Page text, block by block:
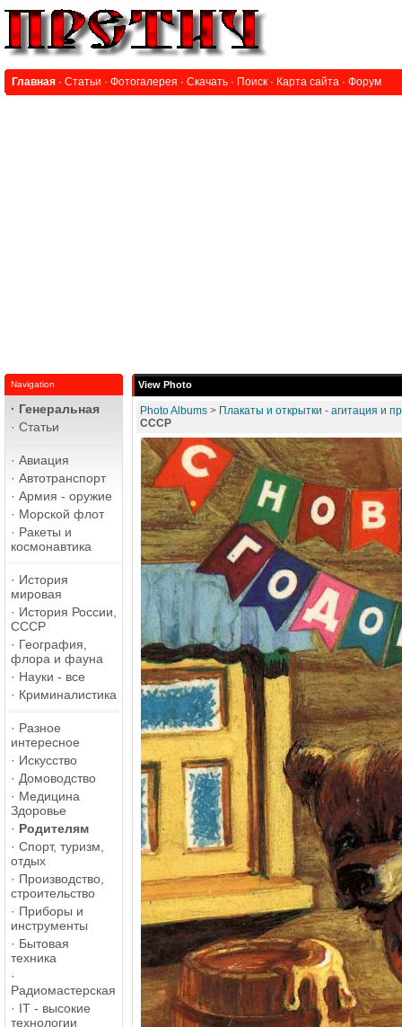
Главная · Статьи · Фотогалерея · Скачать · Поиск · Карта сайта · Форум
Navigation
· Генеральная
· Статьи
· Авиация
· Автотранспорт
· Армия - оружие
· Морской флот
· Ракеты и
космонавтика
· История
мировая
· История России,
СССР
· География,
флора и фауна
· Науки - все
· Криминалистика
· Разное
интересное
· Искусство
· Домоводство
· Медицина
Здоровье
· Родителям
· Спорт, туризм,
отдых
· Производство,
строительство
· Приборы и
инструменты
· Бытовая
техника
·
Радиомастерская
· IT - высокие
технологии
View Photo
Photo Albums > Плакаты и открытки - агитация и
СССР